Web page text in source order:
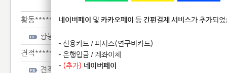
황동**********
황동**********
견적******
견적******
네이버페이 및 카카오페이 등간편결제 서비스가추가되
- 신용카드 / 피시스(연구비카드)
- 은행입금 / 계좌이체
- (추가) 네이버페이